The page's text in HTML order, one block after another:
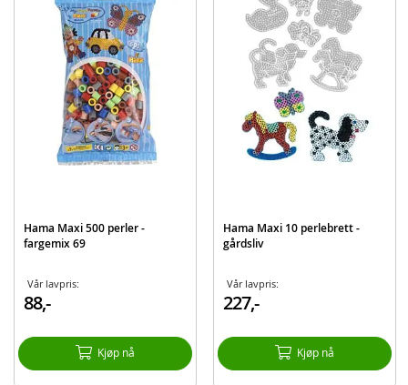
større enn vanlige perler slik at de passer godt i barnets hånd.
Merk: Hama Maxi perler medfølger ikke
Produktdetaljer
Hama Maxi 500 perler -
fargemix 69
Vår lavpris:
88,-
Kjøp nå
Hama Maxi 10 perlebrett -
gårdsliv
Vår lavpris:
227,-
Kjøp nå